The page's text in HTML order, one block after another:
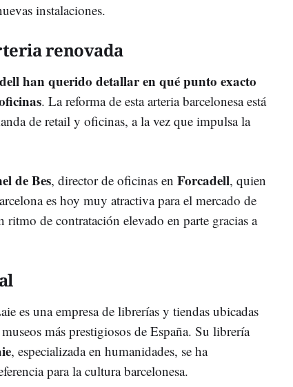
instalaciones.
renovada
han querido detallar en qué punto exacto
. La reforma de esta arteria barcelonesa está
de retail y oficinas, a la vez que impulsa la
de Bes, director de oficinas en Forcadell, quien
es hoy muy atractiva para el mercado de
ritmo de contratación elevado en parte gracias a
es una empresa de librerías y tiendas ubicadas
más prestigiosos de España. Su librería
, especializada en humanidades, se ha
para la cultura barcelonesa.